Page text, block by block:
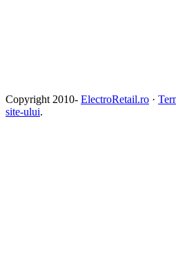
Copyright 2010- ElectroRetail.ro ·
site-ului.